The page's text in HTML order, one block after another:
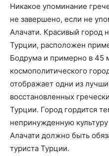
Никакое упоминание
не завершено, если не
Алачати. Красивый город
Турции, расположен
Бодрума и примерно в 45
космополитического
отображает одни из
восстановленных
Турции. Город гордится
непринужденную
Алачати должно быть
туриста Турции.